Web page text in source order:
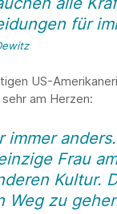
für
US-
am Herzen:
immer
Frau
Kultur.
Weg zu